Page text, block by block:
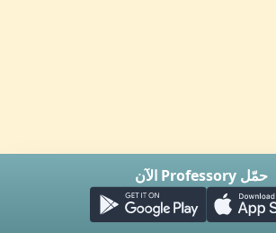
حمّل Professory الآن